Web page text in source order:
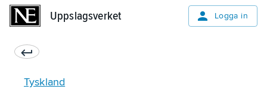
Uppslagsverket Logga in
Tyskland